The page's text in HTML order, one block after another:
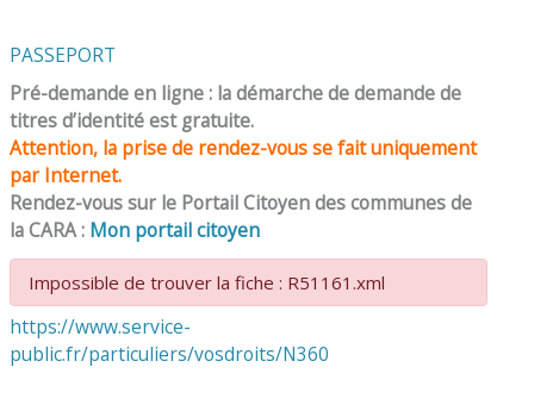
PASSEPORT
Pré-demande en ligne : la démarche de demande de
titres d’identité est gratuite.
Attention, la prise de rendez-vous se fait uniquement
par Internet.
Rendez-vous sur le Portail Citoyen des communes de
la CARA : Mon portail citoyen
Impossible de trouver la fiche : R51161.xml
https://www.service-
public.fr/particuliers/vosdroits/N360